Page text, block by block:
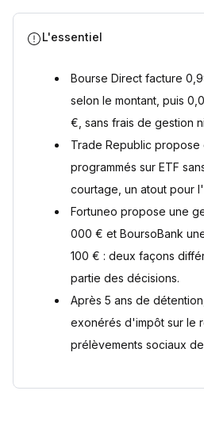
Quelle est la banque la moins
Peut-on ouvrir un PEA sans
banque ?
Comment transférer son PEA
Quelle est la fiscalité d'un PEA
Gestion libre ou gestion pilotée
Sources
L'essentiel
Bourse Direct facture
selon le montant, puis
€, sans frais de gestion
Trade Republic propose
programmés sur ETF
courtage, un atout pour
Fortuneo propose une
000 € et BoursoBank
100 € : deux façons
partie des décisions.
Après 5 ans de
exonérés d'impôt sur le
prélèvements sociaux